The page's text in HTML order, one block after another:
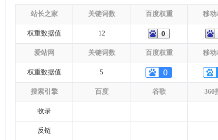
站长之家 关键词数 百度权重 移动
权重数据值 12
爱站网 关键词数 百度权重 移动
权重数据值 5
搜索引擎 百度 谷歌 360
收录
反链